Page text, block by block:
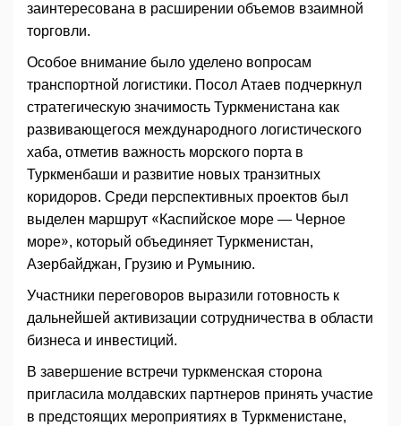
заинтересована в расширении объемов взаимной
торговли.
Особое внимание было уделено вопросам
транспортной логистики. Посол Атаев подчеркнул
стратегическую значимость Туркменистана как
развивающегося международного логистического
хаба, отметив важность морского порта в
Туркменбаши и развитие новых транзитных
коридоров. Среди перспективных проектов был
выделен маршрут «Каспийское море — Черное
море», который объединяет Туркменистан,
Азербайджан, Грузию и Румынию.
Участники переговоров выразили готовность к
дальнейшей активизации сотрудничества в области
бизнеса и инвестиций.
В завершение встречи туркменская сторона
пригласила молдавских партнеров принять участие
в предстоящих мероприятиях в Туркменистане,